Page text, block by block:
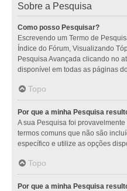
Sobre a Pesquisa
Como posso Pesquisar?
Escrevendo um Termo de
Índice do Fórum, Visualizando
Pesquisa Avançada clicando no
disponível em todas as páginas
Topo
Por que a minha Pesquisa
A sua Pesquisa foi
termos comuns que não são
específico e utilize as opções
Topo
Por que a minha Pesquisa